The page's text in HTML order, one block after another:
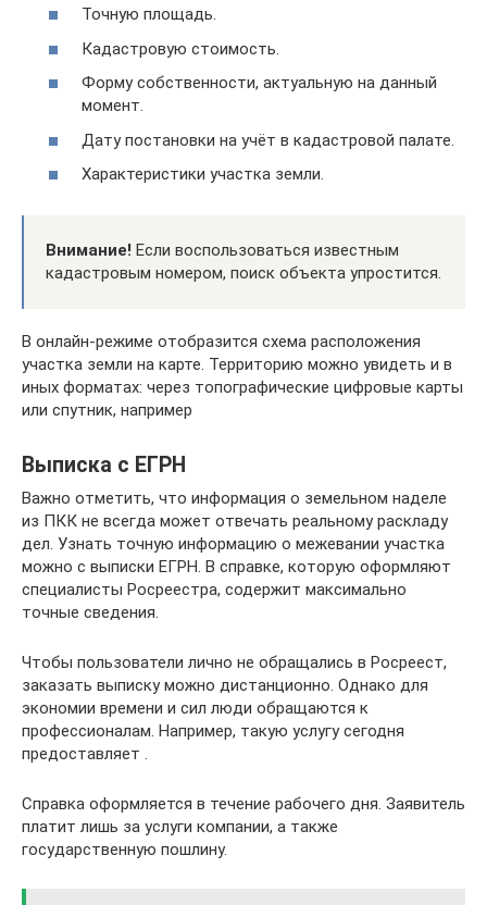
Точную площадь.
Кадастровую стоимость.
Форму собственности, актуальную на данный
момент.
Дату постановки на учёт в кадастровой палате.
Характеристики участка земли.
Внимание! Если воспользоваться известным
кадастровым номером, поиск объекта упростится.
В онлайн-режиме отобразится схема расположения
участка земли на карте. Территорию можно увидеть и в
иных форматах: через топографические цифровые карты
или спутник, например
Выписка с ЕГРН
Важно отметить, что информация о земельном наделе
из ПКК не всегда может отвечать реальному раскладу
дел. Узнать точную информацию о межевании участка
можно с выписки ЕГРН. В справке, которую оформляют
специалисты Росреестра, содержит максимально
точные сведения.
Чтобы пользователи лично не обращались в Росреест,
заказать выписку можно дистанционно. Однако для
экономии времени и сил люди обращаются к
профессионалам. Например, такую услугу сегодня
предоставляет .
Справка оформляется в течение рабочего дня. Заявитель
платит лишь за услуги компании, а также
государственную пошлину.